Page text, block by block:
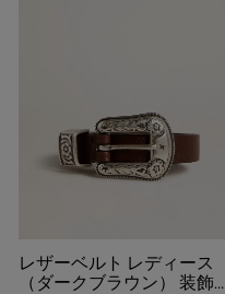
レザーベルト レディース
（ダークブラウン） 装飾付